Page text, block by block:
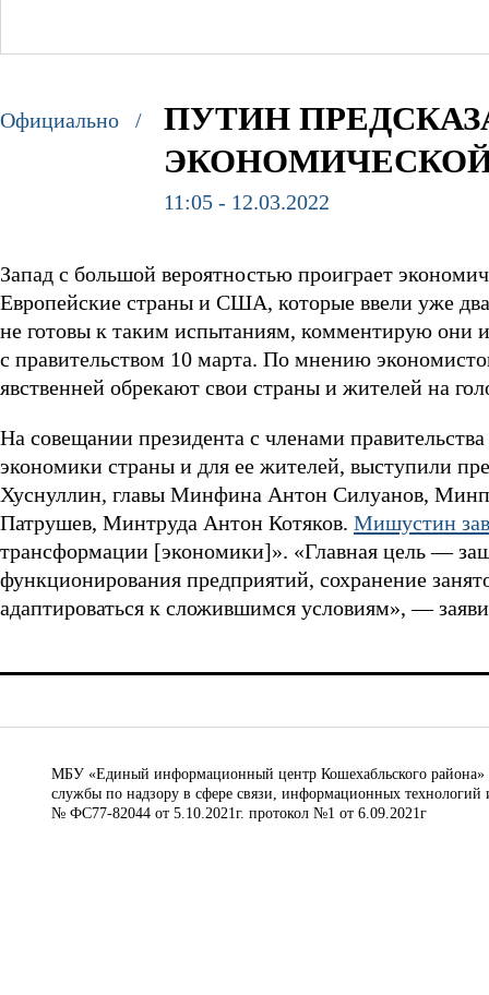
Официально /
ПУТИН
11:05 - 12.03.2022
Запад с большой вероятностью проиграет
Европейские страны и США, которые ввели уже
не готовы к таким испытаниям, комментирую они
с правительством 10 марта. По мнению
явственней обрекают свои страны и жителей на
На совещании президента с членами
экономики страны и для ее жителей, выступили
Хуснуллин, главы Минфина Антон Силуанов,
Патрушев, Минтруда Антон Котяков. Мишустин
трансформации [экономики]». «Главная цель —
функционирования предприятий, сохранение
адаптироваться к сложившимся условиям», —
МБУ «Единый информационный центр Кошехабльского района»
службы по надзору в сфере связи, информационных
№ ФС77-82044 от 5.10.2021г. протокол №1 от 6.09.2021г